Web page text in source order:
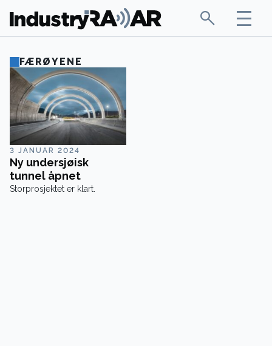
FÆRØYENE
3 JANUAR 2024
Ny undersjøisk
tunnel åpnet
Storprosjektet er klart.